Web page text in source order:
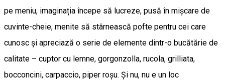
pe meniu, imaginația începe să lucreze, pusă în mișcare de
cuvinte-cheie, menite să stârnească pofte pentru cei care
cunosc și apreciază o serie de elemente dintr-o bucătărie de
calitate – cuptor cu lemne, gorgonzolla, rucola, grilliata,
bocconcini, carpaccio, piper roșu. Și nu, nu e un loc